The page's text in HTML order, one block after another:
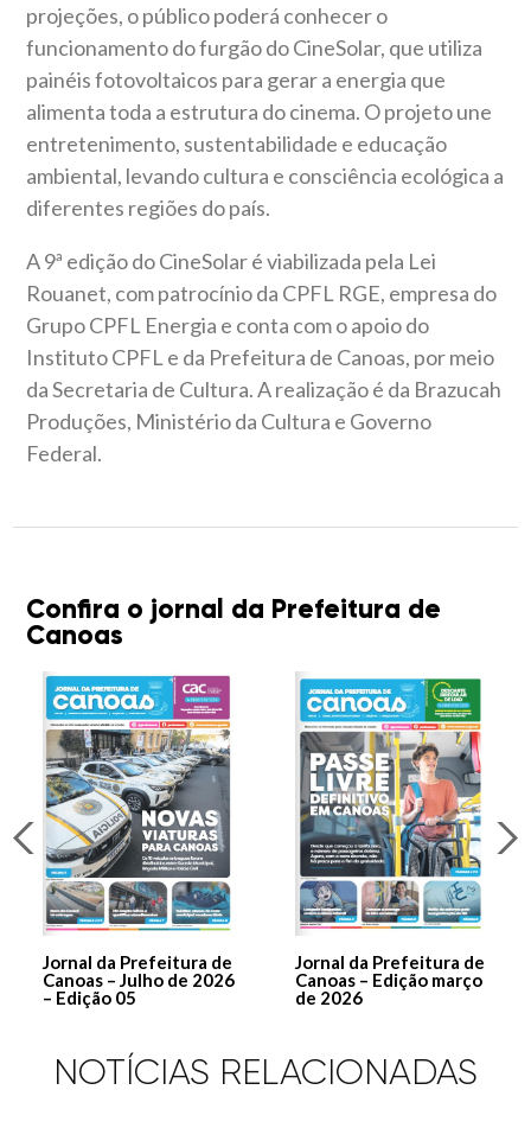
projeções, o público poderá conhecer o
funcionamento do furgão do CineSolar, que utiliza
painéis fotovoltaicos para gerar a energia que
alimenta toda a estrutura do cinema. O projeto une
entretenimento, sustentabilidade e educação
ambiental, levando cultura e consciência ecológica a
diferentes regiões do país.
A 9ª edição do CineSolar é viabilizada pela Lei
Rouanet, com patrocínio da CPFL RGE, empresa do
Grupo CPFL Energia e conta com o apoio do
Instituto CPFL e da Prefeitura de Canoas, por meio
da Secretaria de Cultura. A realização é da Brazucah
Produções, Ministério da Cultura e Governo
Federal.
Confira o jornal da Prefeitura de
Canoas
Jornal da Prefeitura de
Canoas – Julho de 2026
– Edição 05
Jornal da Prefeitura de
Canoas – Edição março
de 2026
NOTÍCIAS RELACIONADAS